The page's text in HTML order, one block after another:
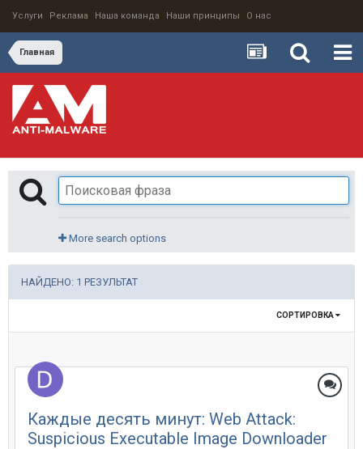
Услуги Реклама Наша команда Наши принципы О нас
Главная
More search options
НАЙДЕНО: 1 РЕЗУЛЬТАТ
СОРТИРОВКА
Каждые десять минут: Web Attack:
Suspicious Executable Image Downloader